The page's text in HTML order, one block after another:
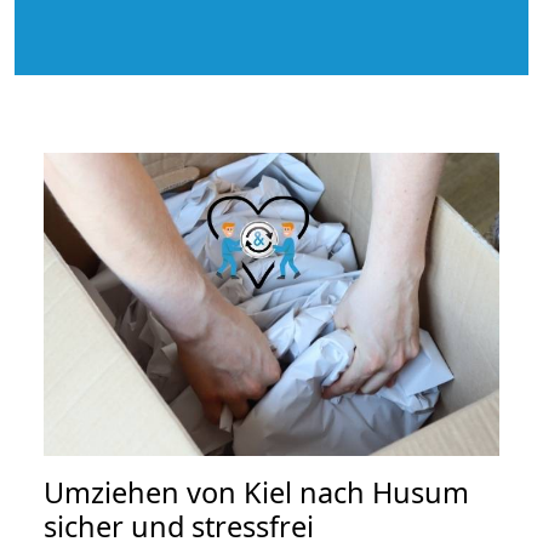
Umziehen von Kiel nach Husum
sicher und stressfrei